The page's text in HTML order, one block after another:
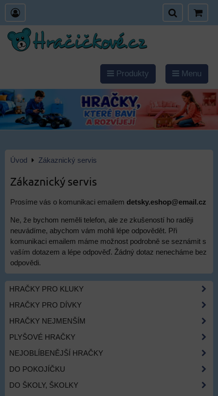
Produkty Menu
Úvod Zákaznický servis
Zákaznický servis
Prosíme vás o komunikaci emailem detsky.eshop@email.cz
Ne, že bychom neměli telefon, ale ze zkušeností ho raději
neuvádíme, abychom vám mohli lépe odpovědět. Při
komunikaci emailem máme možnost podrobně se seznámit s
vaším dotazem a lépe odpověď. Žádný dotaz nenecháme bez
odpovědi.
HRAČKY PRO KLUKY
HRAČKY PRO DÍVKY
HRAČKY NEJMENŠÍM
PLYŠOVÉ HRAČKY
NEJOBLÍBENĚJŠÍ HRAČKY
DO POKOJÍČKU
DO ŠKOLY, ŠKOLKY